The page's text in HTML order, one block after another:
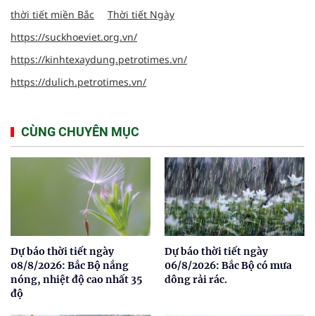
thời tiết miền Bắc
Thời tiết Ngày
https://suckhoeviet.org.vn/
https://kinhtexaydung.petrotimes.vn/
https://dulich.petrotimes.vn/
CÙNG CHUYÊN MỤC
Dự báo thời tiết ngày
08/8/2026: Bắc Bộ nắng
nóng, nhiệt độ cao nhất 35
độ
Dự báo thời tiết ngày
06/8/2026: Bắc Bộ có mưa
dông rải rác.